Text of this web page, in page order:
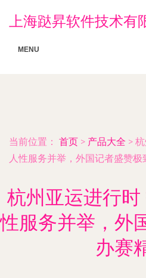
上海跶昇软件技术有
MENU
当前位置： 首页 > 产品大全 >
人性服务并举，外国记者盛赞极
杭州亚运进行时
性服务并举，外
办赛